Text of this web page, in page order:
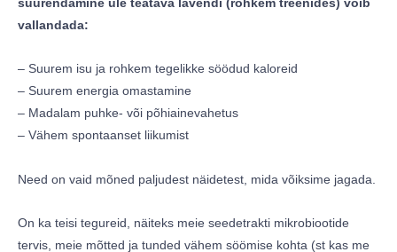
vallandada:
– Suurem isu ja rohkem tegelikke söödud kaloreid
– Suurem energia omastamine
– Madalam puhke- või põhiainevahetus
– Vähem spontaanset liikumist
Need on vaid mõned paljudest näidetest, mida võiksime jagada.
On ka teisi tegureid, näiteks meie seedetrakti mikrobiootide
tervis, meie mõtted ja tunded vähem söömise kohta (st kas me